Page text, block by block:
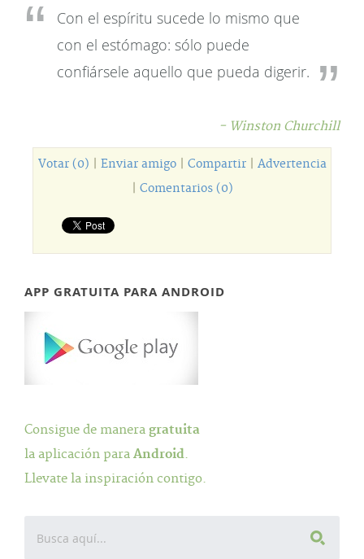
Con el espíritu sucede lo mismo que
con el estómago: sólo puede
confiársele aquello que pueda digerir.
- Winston Churchill
Votar (0) Enviar amigo| Compartir| Advertencia
Comentarios (0)
APP GRATUITA PARA ANDROID
Consigue de manera gratuita
la aplicación para Android.
Llevate la inspiración contigo.